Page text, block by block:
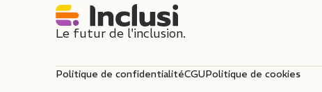
Le futur de l'inclusion.
Politique de confidentialitéCGUPolitique de cookies